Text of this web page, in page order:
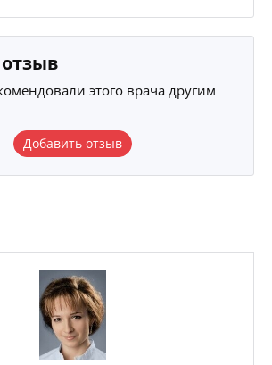
этого врача другим
Добавить отзыв